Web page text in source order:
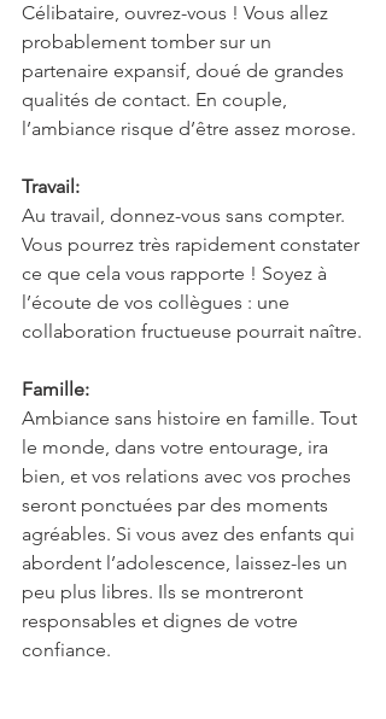
Célibataire, ouvrez-vous ! Vous allez
probablement tomber sur un
partenaire expansif, doué de grandes
qualités de contact. En couple,
l’ambiance risque d’être assez morose.
Travail:
Au travail, donnez-vous sans compter.
Vous pourrez très rapidement constater
ce que cela vous rapporte ! Soyez à
l’écoute de vos collègues : une
collaboration fructueuse pourrait naître.
Famille:
Ambiance sans histoire en famille. Tout
le monde, dans votre entourage, ira
bien, et vos relations avec vos proches
seront ponctuées par des moments
agréables. Si vous avez des enfants qui
abordent l’adolescence, laissez-les un
peu plus libres. Ils se montreront
responsables et dignes de votre
confiance.